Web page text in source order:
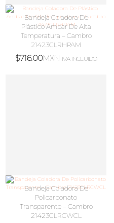
Bandeja Coladora De
Plástico Ambar De Alta
Temperatura – Cambro
21423CLRHPAM
$716.00MXN IVA INCLUIDO
Bandeja Coladora De
Policarbonato
Transparente – Cambro
21423CLRCWCL